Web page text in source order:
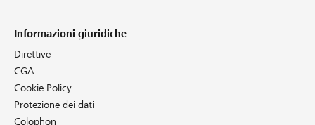
Informazioni giuridiche
Direttive
CGA
Cookie Policy
Protezione dei dati
Colophon